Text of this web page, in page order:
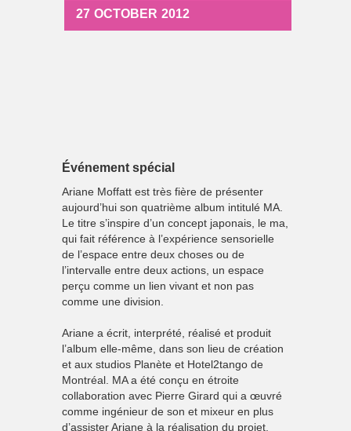
27 OCTOBER 2012
Événement spécial
Ariane Moffatt est très fière de présenter
aujourd’hui son quatrième album intitulé MA.
Le titre s’inspire d’un concept japonais, le ma,
qui fait référence à l’expérience sensorielle
de l’espace entre deux choses ou de
l’intervalle entre deux actions, un espace
perçu comme un lien vivant et non pas
comme une division.
Ariane a écrit, interprété, réalisé et produit
l’album elle-même, dans son lieu de création
et aux studios Planète et Hotel2tango de
Montréal. MA a été conçu en étroite
collaboration avec Pierre Girard qui a œuvré
comme ingénieur de son et mixeur en plus
d’assister Ariane à la réalisation du projet.